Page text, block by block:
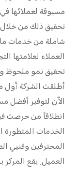
مسبوقة لعملائها
تحقيق ذلك من خلال
شاملة من خدمات ما
العملاء لعلامتها
تحقيق نمو ملحوظ
أطلقت الشركة أول
الآن لتوفير أفضل
انطلاقاً من حرصت
الخدمات
المحترفين وفنيي